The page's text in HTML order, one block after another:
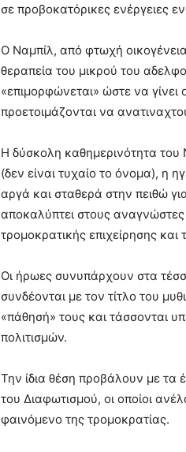
σε προβοκατόρικες ενέργειες
Ο Ναμπίλ, από φτωχή
θεραπεία του μικρού του
«επιμορφώνεται» ώστε να
προετοιμάζονται να
Η δύσκολη καθημερινότητα του
(δεν είναι τυχαίο το όνομα), η
αργά και σταθερά στην πειθώ
αποκαλύπτει στους
τρομοκρατικής επιχείρησης
Οι ήρωες συνυπάρχουν στα
συνδέονται με τον τίτλο του
«πάθησή» τους και τάσσονται
πολιτισμών.
Την ίδια θέση προβάλουν με τα
του Διαφωτισμού, οι οποίοι
φαινόμενο της τρομοκρατίας.